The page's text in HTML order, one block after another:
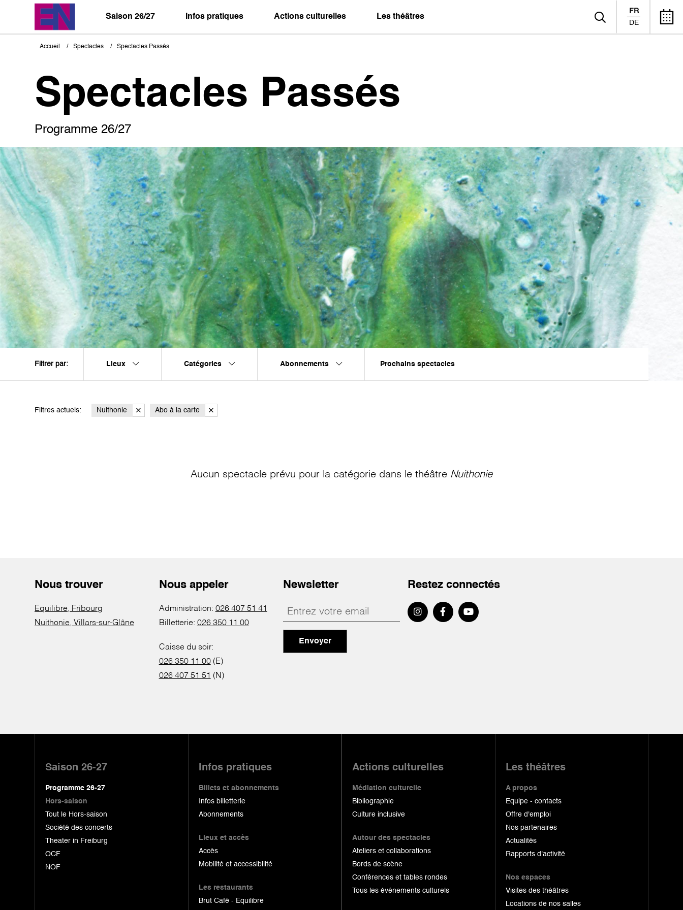
Saison 26/27 Infos pratiques Actions culturelles Les théâtres
FR
DE
Fil
Accueil Spectacles Spectacles Passés
Spectacles Passés
Programme 26/27
Filtrer par: Lieux Catégories Abonnements Prochains spectacles
Filtres actuels: Nuithonie Abo à la carte
Aucun spectacle prévu pour la catégorie dans le théâtre Nuithonie
Nous trouver
Equilibre, Fribourg
Nuithonie, Villars-sur-Glâne
Nous appeler
Administration: 026 407 51 41
Billetterie: 026 350 11 00
Caisse du soir:
026 350 11 00(E)
026 407 51 51 (N)
Newsletter
Envoyer
Restez connectés
Saison 26-27
Programme 26-27
Hors-saison
Tout le Hors-saison
Société des concerts
Theater in Freiburg
OCF
NOF
Infos pratiques
Billets et abonnements
Infos billetterie
Abonnements
Lieux et accès
Accès
Mobilité et accessibilité
Les restaurants
Brut Café - Equilibre
Actions culturelles
Médiation culturelle
Bibliographie
Culture inclusive
Autour des spectacles
Ateliers et collaborations
Bords de scène
Conférences et tables rondes
Tous les événements culturels
Les théâtres
A propos
Equipe - contacts
Offre d'emploi
Nos partenaires
Actualités
Rapports d'activité
Nos espaces
Visites des théâtres
Locations de nos salles